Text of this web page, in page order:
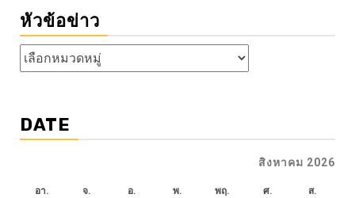
หัวข้อข่าว
หัวข้อ
ข่าว
DATE
สิงหาคม 2026
อา. จ. อ. พ. พฤ. ศ. ส.